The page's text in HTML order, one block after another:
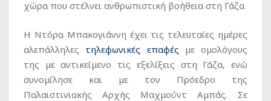
χώρα που στέλνει ανθρωπιστική βοήθεια στη Γάζα
Η Ντόρα Μπακογιάννη έχει τις τελευταίες ημέρες
αλεπάλληλες τηλεφωνικές επαφές με ομολόγους
της με αντικείμενο τις εξελίξεις στη Γάζα, ενώ
συνομίλησε και με τον Πρόεδρο της
Παλαιστινιακής Αρχής Μαχμούντ Αμπάς. Σε